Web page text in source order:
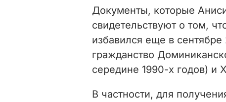
Документы, которые
свидетельствуют о том,
избавился еще в
гражданство
середине 1990-х годов) и
В частности, для